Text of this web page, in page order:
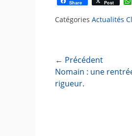
Share Post
Catégories Actualités
Navigation
de
← Précédent
Article
précédent :
Nomain : une
rigueur.